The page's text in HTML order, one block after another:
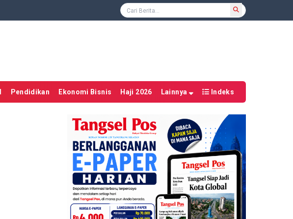
Pendidikan Ekonomi Bisnis Haji 2026 Lainnya Indeks